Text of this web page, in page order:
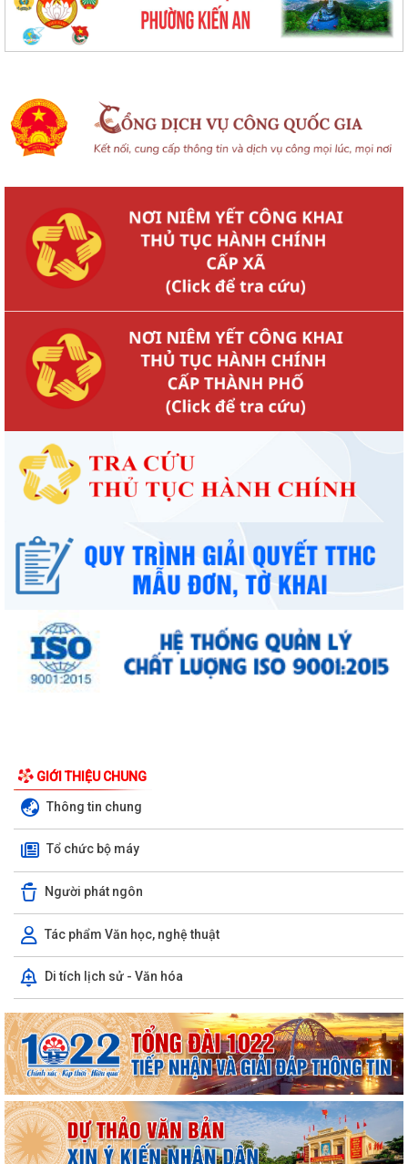
GIỚI THIỆU CHUNG
Thông tin chung
Tổ chức bộ máy
Người phát ngôn
Tác phẩm Văn học, nghệ thuật
Di tích lịch sử - Văn hóa
Công văn số 3385/UBND-KT ngày 29/7/2026 của UBND phường v/v
công khai Quyết định của Chủ tịch Ủy...
Tổ Đại biểu số 05 HĐND thành phố tiếp xúc cử tri sau Kỳ họp thường lệ
giữa năm 2026 HĐND thành phố...
Hội nghị tập huấn công tác Đoàn và phong trào thanh thiếu nhi năm